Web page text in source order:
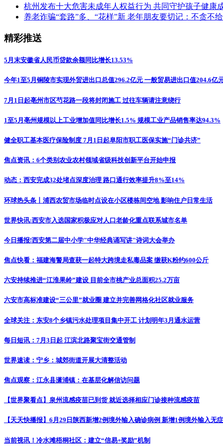
杭州发布十大危害未成年人权益行为 共同守护孩子健康
养老诈骗“套路”多、“花样”新 老年朋友要切记：不贪不
精彩推送
5月末安徽省人民币贷款余额同比增长13.53%
今年1至5月铜陵市实现外贸进出口总值296.2亿元 一般贸易进出口值204.6亿
7月1日起亳州市区芍花路一段将封闭施工 过往车辆请注意绕行
1至5月亳州规模以上工业增加值同比增长1.5% 规模工业产品销售率达94.3%
健全职工基本医疗保险制度 7月1日起阜阳市职工医保实施“门诊共济”
焦点资讯：6个类别农业农村领域省级科技创新平台开始申报
动态：西安完成32处堵点深度治理 路口通行效率提升8%至14%
环球热头条丨浦西农贸市场临时点设在小区楼栋间空地 影响住户日常生活
世界快讯:西安市入选国家积极应对人口老龄化重点联系城市名单
今日播报!西安第二届中小学"中华经典诵写讲"诗词大会举办
焦点快看：福建海警局查获一起特大跨境走私毒品案 缴获K粉约600公斤
六安持续推进“江淮果岭”建设 目前全市桃产业总面积25.2万亩
六安市高标准建设“三公里”就业圈 建立并完善网格化社区就业服务
全球关注：东安8个乡镇污水处理项目集中开工 计划明年3月通水运营
每日短讯：7月3日起 江滨北路聚宝街交通管制
世界速读：宁乡：城郊街道开展大清整活动
焦点观察：江永县潇浦镇：在基层化解信访问题
【世界聚看点】泉州流感疫苗已到货 就近选择相应门诊接种流感疫苗
【天天快播报】6月29日陕西新增2例境外输入确诊病例 新增1例境外输入无
当前视讯！冷水滩梧桐社区：建立“信易+奖励”机制